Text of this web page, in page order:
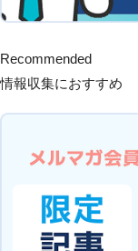
Recommended
情報収集におすすめ